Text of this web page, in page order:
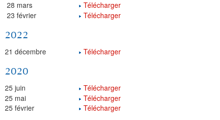
28 mars
Télécharger
23 février
Télécharger
2022
21 décembre Télécharger
2020
25 juin
Télécharger
25 mai
Télécharger
25 février
Télécharger